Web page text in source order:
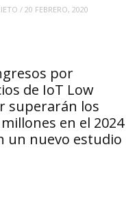
/ 20 FEBRERO, 2020
por
de IoT Low
superarán los
en el 2024
un nuevo estudio